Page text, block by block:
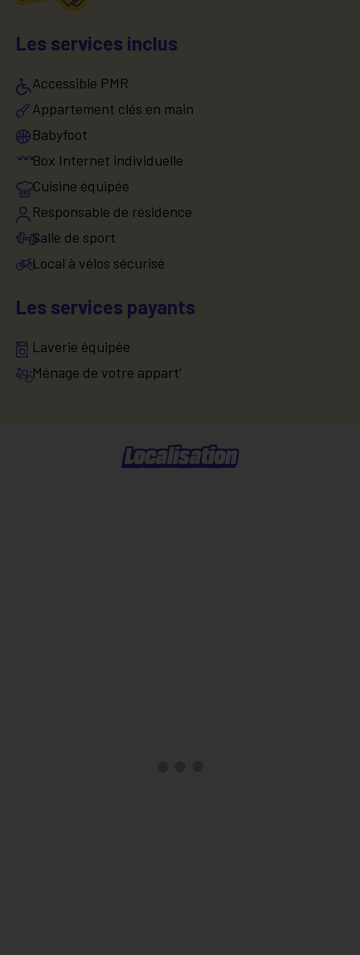
Les services inclus
Accessible PMR
Appartement clés en main
Babyfoot
Box Internet individuelle
Cuisine équipée
Responsable de résidence
Salle de sport
Local à vélos sécurisé
Les services payants
Laverie équipée
Ménage de votre appart’
Localisation